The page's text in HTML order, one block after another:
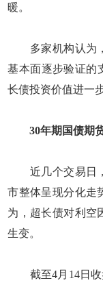
暖。
多家机构认为，
基本面逐步验证的
长债投资价值进一
30年期国债期
近几个交易日，
市整体呈现分化走
为，超长债对利空
生变。
截至4月14日收